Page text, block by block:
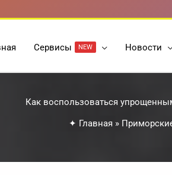
Cервисы NEW Новости
Как воспользоваться
✦ Главная »